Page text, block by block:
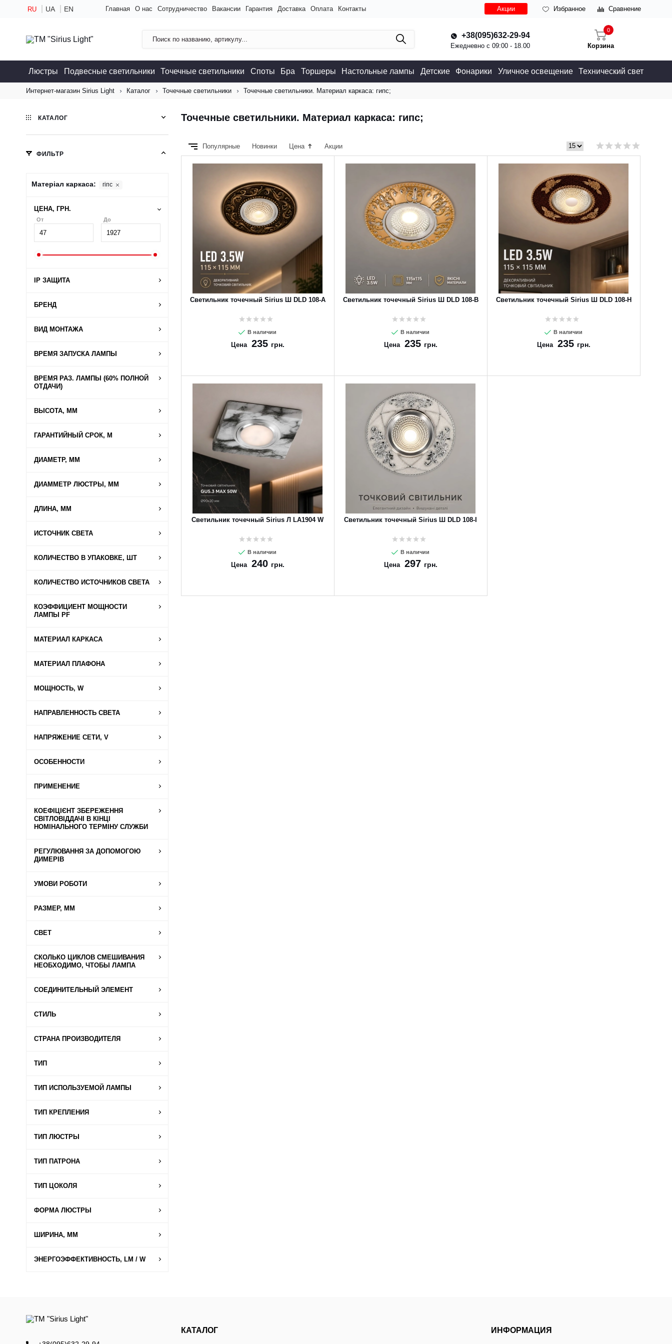
RU UA EN Главная О нас Сотрудничество Вакансии Гарантия Доставка Оплата Контакты Акции Избранное Сравнение
+38(095)632-29-94
Ежедневно с 09:00 - 18.00 Корзина
0
Люстры Подвесные светильники Точечные светильники Споты Бра Торшеры Настольные лампы Детские Фонарики Уличное освещение Технический свет
Интернет-магазин Sirius Light Каталог Точечные светильники Точечные светильники. Материал каркаса: гипс;
Точечные светильники. Материал каркаса: гипс;
Популярные Новинки Цена Акции
Светильник точечный Sirius Ш DLD 108-A
В наличии
Цена 235 грн.
Светильник точечный Sirius Ш DLD 108-B
В наличии
Цена 235 грн.
Светильник точечный Sirius Ш DLD 108-H
В наличии
Цена 235 грн.
Светильник точечный Sirius Л LA1904 W
В наличии
Цена 240 грн.
Светильник точечный Sirius Ш DLD 108-I
В наличии
Цена 297 грн.
КАТАЛОГ
ФИЛЬТР
Матеріал каркаса: гіпс
ЦЕНА, ГРН.
От До
IP ЗАЩИТА
БРЕНД
ВИД МОНТАЖА
ВРЕМЯ ЗАПУСКА ЛАМПЫ
ВРЕМЯ РАЗ. ЛАМПЫ (60% ПОЛНОЙ
ОТДАЧИ)
ВЫСОТА, ММ
ГАРАНТИЙНЫЙ СРОК, М
ДИАМЕТР, ММ
ДИАММЕТР ЛЮСТРЫ, ММ
ДЛИНА, ММ
ИСТОЧНИК СВЕТА
КОЛИЧЕСТВО В УПАКОВКЕ, ШТ
КОЛИЧЕСТВО ИСТОЧНИКОВ СВЕТА
КОЭФФИЦИЕНТ МОЩНОСТИ
ЛАМПЫ PF
МАТЕРИАЛ КАРКАСА
МАТЕРИАЛ ПЛАФОНА
МОЩНОСТЬ, W
НАПРАВЛЕННОСТЬ СВЕТА
НАПРЯЖЕНИЕ СЕТИ, V
ОСОБЕННОСТИ
ПРИМЕНЕНИЕ
КОЕФІЦІЄНТ ЗБЕРЕЖЕННЯ
СВІТЛОВІДДАЧІ В КІНЦІ
НОМІНАЛЬНОГО ТЕРМІНУ СЛУЖБИ
РЕГУЛЮВАННЯ ЗА ДОПОМОГОЮ
ДИМЕРІВ
УМОВИ РОБОТИ
РАЗМЕР, ММ
СВЕТ
СКОЛЬКО ЦИКЛОВ СМЕШИВАНИЯ
НЕОБХОДИМО, ЧТОБЫ ЛАМПА
СОЕДИНИТЕЛЬНЫЙ ЭЛЕМЕНТ
СТИЛЬ
СТРАНА ПРОИЗВОДИТЕЛЯ
ТИП
ТИП ИСПОЛЬЗУЕМОЙ ЛАМПЫ
ТИП КРЕПЛЕНИЯ
ТИП ЛЮСТРЫ
ТИП ПАТРОНА
ТИП ЦОКОЛЯ
ФОРМА ЛЮСТРЫ
ШИРИНА, ММ
ЭНЕРГОЭФФЕКТИВНОСТЬ, LM / W
КАТАЛОГ ИНФОРМАЦИЯ